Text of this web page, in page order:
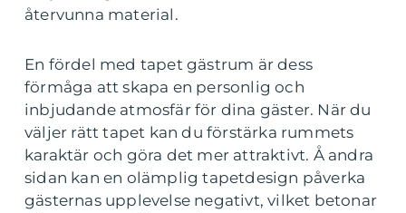
återvunna material.
En fördel med tapet gästrum är dess
förmåga att skapa en personlig och
inbjudande atmosfär för dina gäster. När du
väljer rätt tapet kan du förstärka rummets
karaktär och göra det mer attraktivt. Å andra
sidan kan en olämplig tapetdesign påverka
gästernas upplevelse negativt, vilket betonar